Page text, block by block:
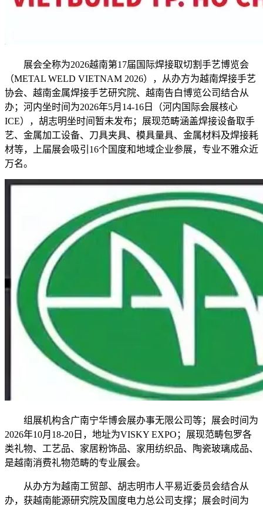
展会全称为2026越南第17届国际焊接取切割手艺博览会
（METAL WELD VIETNAM 2026），从办方为越南焊接手艺
协会、越南金属焊接手艺研究院、越南告白博览公司结合从
办；河内坐时间为2026年5月14-16日（河内国际会展核心
ICE），胡志明坐时间暂未发布；展现范畴涵盖焊接设备取手
艺、金属加工设备、刀具夹具、模具量具、金属材料及焊接耗
材等，上届展会吸引16个国度和地域企业参展，专业不雅众近
万名。
组展机构含广南宁华博会展办事无限公司等；展会时间为
2026年10月18-20日，地址为VISKY EXPO；展现范畴包罗各
类礼物、工艺品、家居粉饰品、家用纺织品、陶瓷玻璃成品、
是越南消费礼物范畴的专业展会。
从办方为越南工贸部、胡志明市人平易近委员会结合从
办，获越南能源研究院及国度电力总公司支撑；展会时间为